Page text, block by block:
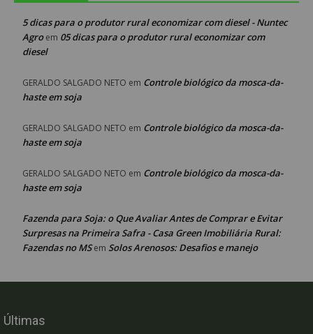
5 dicas para o produtor rural economizar com diesel - Nuntec
Agroem 05 dicas para o produtor rural economizar com
diesel
GERALDO SALGADO NETO em Controle biológico da mosca-da-
haste em soja
GERALDO SALGADO NETO em Controle biológico da mosca-da-
haste em soja
GERALDO SALGADO NETO em Controle biológico da mosca-da-
haste em soja
Fazenda para Soja: o Que Avaliar Antes de Comprar e Evitar
Surpresas na Primeira Safra - Casa Green Imobiliária Rural:
Fazendas no MSem Solos Arenosos: Desafios e manejo
Últimas